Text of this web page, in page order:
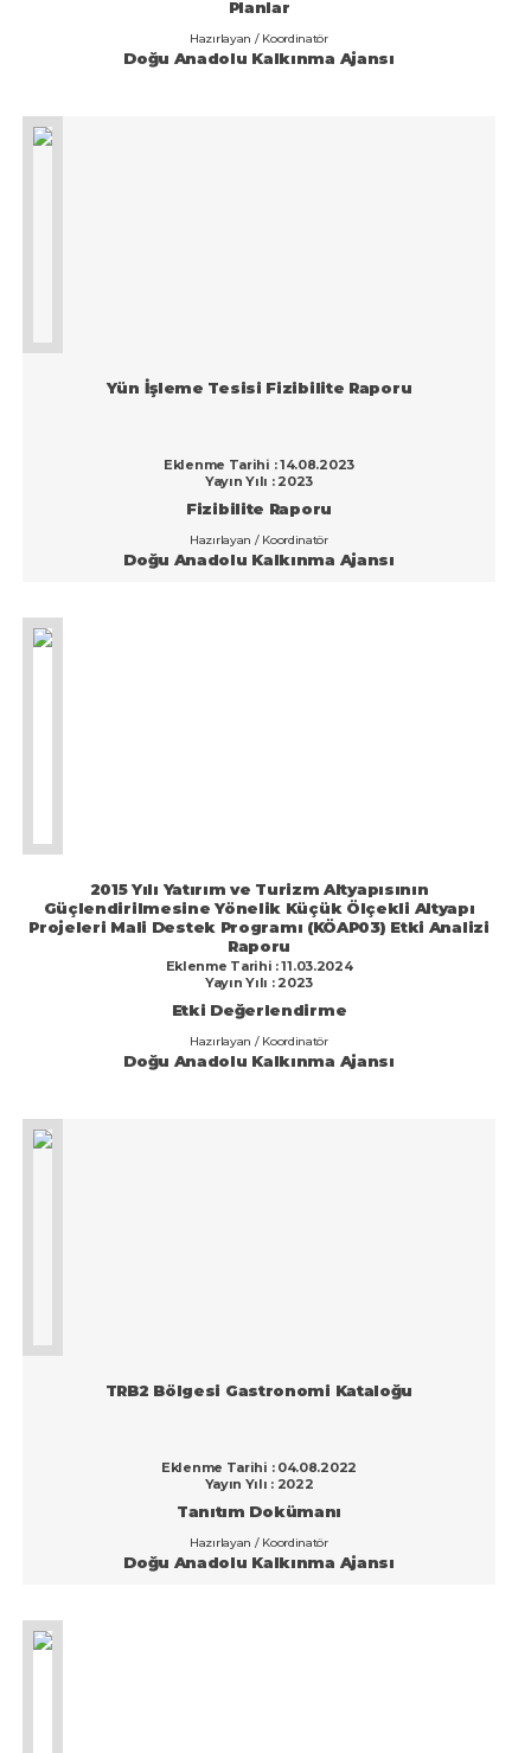
Malatya
Tekirdağ
Tokat
Planlar
Hazırlayan / Koordinatör
Doğu Anadolu Kalkınma Ajansı
Yün İşleme Tesisi Fizibilite Raporu
Eklenme Tarihi : 14.08.2023
Yayın Yılı : 2023
Fizibilite Raporu
Hazırlayan / Koordinatör
Doğu Anadolu Kalkınma Ajansı
2015 Yılı Yatırım ve Turizm Altyapısının
Güçlendirilmesine Yönelik Küçük Ölçekli Altyapı
Projeleri Mali Destek Programı (KÖAP03) Etki Analizi
Raporu
Eklenme Tarihi : 11.03.2024
Yayın Yılı : 2023
Etki Değerlendirme
Hazırlayan / Koordinatör
Doğu Anadolu Kalkınma Ajansı
TRB2 Bölgesi Gastronomi Kataloğu
Eklenme Tarihi : 04.08.2022
Yayın Yılı : 2022
Tanıtım Dokümanı
Hazırlayan / Koordinatör
Doğu Anadolu Kalkınma Ajansı